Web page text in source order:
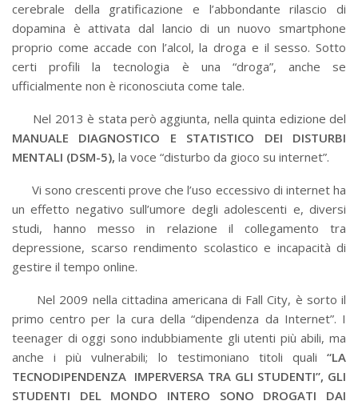
cerebrale della gratificazione e l’abbondante rilascio di
dopamina è attivata dal lancio di un nuovo smartphone
proprio come accade con l’alcol, la droga e il sesso. Sotto
certi profili la tecnologia è una “droga”, anche se
ufficialmente non è riconosciuta come tale.
Nel 2013 è stata però aggiunta, nella quinta edizione del
MANUALE DIAGNOSTICO E STATISTICO DEI DISTURBI
MENTALI (DSM-5), la voce “disturbo da gioco su internet”.
Vi sono crescenti prove che l’uso eccessivo di internet ha
un effetto negativo sull’umore degli adolescenti e, diversi
studi, hanno messo in relazione il collegamento tra
depressione, scarso rendimento scolastico e incapacità di
gestire il tempo online.
Nel 2009 nella cittadina americana di Fall City, è sorto il
primo centro per la cura della “dipendenza da Internet”. I
teenager di oggi sono indubbiamente gli utenti più abili, ma
anche i più vulnerabili; lo testimoniano titoli quali “LA
TECNODIPENDENZA IMPERVERSA TRA GLI STUDENTI”, GLI
STUDENTI DEL MONDO INTERO SONO DROGATI DAI